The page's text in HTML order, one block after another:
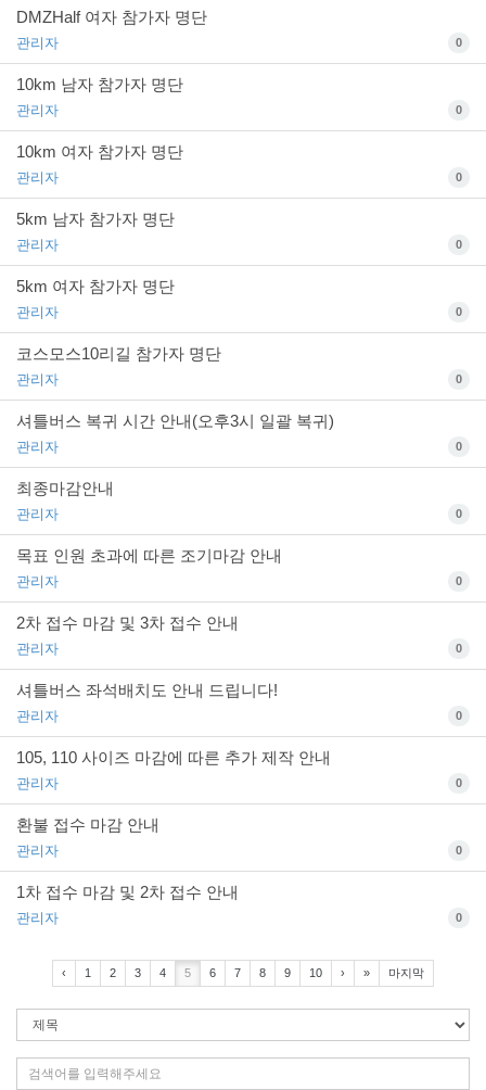
DMZHalf 여자 참가자 명단
관리자 0
10km 남자 참가자 명단
관리자 0
10km 여자 참가자 명단
관리자 0
5km 남자 참가자 명단
관리자 0
5km 여자 참가자 명단
관리자 0
코스모스10리길 참가자 명단
관리자 0
셔틀버스 복귀 시간 안내(오후3시 일괄 복귀)
관리자 0
최종마감안내
관리자 0
목표 인원 초과에 따른 조기마감 안내
관리자 0
2차 접수 마감 및 3차 접수 안내
관리자 0
셔틀버스 좌석배치도 안내 드립니다!
관리자 0
105, 110 사이즈 마감에 따른 추가 제작 안내
관리자 0
환불 접수 마감 안내
관리자 0
1차 접수 마감 및 2차 접수 안내
관리자 0
‹ 1 2 3 4 5 6 7 8 9 10 › » 마지막
색
조